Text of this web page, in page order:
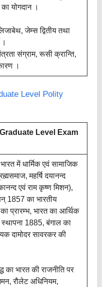
का योगदान ।
जेम्स द्वितीय तथा
संग्राम, रूसी क्रान्ति,
।
Level Polity
Level Exam
में धार्मिक एवं सामाजिक
महर्षि दयानन्द
एवं राम कृष्ण मिशन),
1857 का भारतीय
प्रारम्भ, भारत का आर्थिक
स्थापना 1885, बंगाल का
दामोदर सावरकर की
का भारत की राजनीति पर
रौलेट अधिनियम,